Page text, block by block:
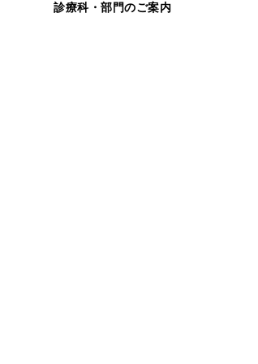
診療科・部門のご案内